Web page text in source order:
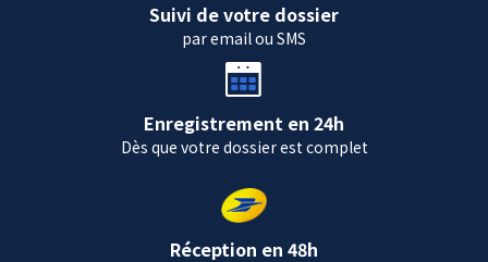
Suivi de votre dossier
par email ou SMS
Enregistrement en 24h
Dès que votre dossier est complet
Réception en 48h